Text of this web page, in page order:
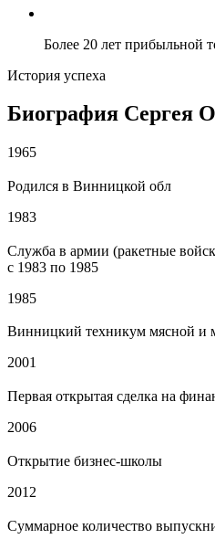
Более 20 лет прибыльной
История успеха
Биография Сергея
1965
Родился в Винницкой обл
1983
Служба в армии (ракетные
c 1983 по 1985
1985
Винницкий техникум мясной и
2001
Первая открытая сделка на
2006
Открытие бизнес-школы
2012
Суммарное количество